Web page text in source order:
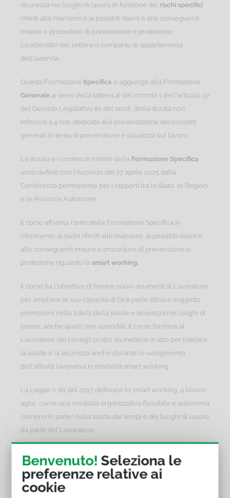
sicurezza nei luoghi di lavoro in funzione dei rischi specifici
riferiti alle mansioni e ai possibili danni e alle conseguenti
misure e procedure di prevenzione e protezione
caratteristici del settore o comparto di appartenenza
dell'azienda.
Questa Formazione Specifica si aggiunge alla Formazione
Generale ai sensi della lettera a) del comma 1 dell'articolo 37
del Decreto Legislativo 81 del 2008, della durata non
inferiore a 4 ore, dedicata alla presentazione dei concetti
generali in tema di prevenzione e sicurezza sul lavoro.
La durata e i contenuti minimi della Formazione Specifica
sono definiti con l'Accordo del 17 aprile 2025 dalla
Conferenza permanente per i rapporti tra lo Stato, le Regioni
e le Province Autonome.
Il corso affronta i temi della Formazione Specifica in
riferimento ai rischi riferiti alle mansioni, ai possibili danni e
alle conseguenti misure e procedure di prevenzione e
protezione riguardo lo smart working.
Il corso ha l'obiettivo di fornire nuovi strumenti al Lavoratore
per ampliare le sue capacità di farsi parte attiva e soggetto
promotore nella tutela della salute e sicurezza nei luoghi di
lavoro, anche quelli non aziendali. Il corso fornisce al
Lavoratore dei consigli pratici da mettere in atto per tutelare
la salute e la sicurezza anche durante lo svolgimento
dell'attività lavorativa in modalità smart working.
La Legge n. 81 del 2017 definisce lo smart working, o lavoro
agile, come una modalità organizzativa flessibile e autonoma
(almeno in parte) nella scelta dei tempi e dei luoghi di lavoro
da parte del Lavoratore.
avrà quindi non solo la possibilità
lavorare anche al di fuori del proprio ufficio di appartenenza,
nel rispetto della durata massima prevista dal normale orario
giornaliero definito dagli accordi, ma anche la
Benvenuto! Seleziona le
preferenze relative ai
cookie